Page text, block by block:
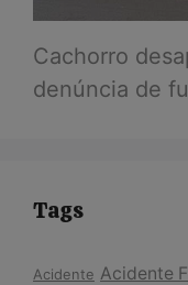
Cachorro
denúncia de
Tags
Acidente Acidente